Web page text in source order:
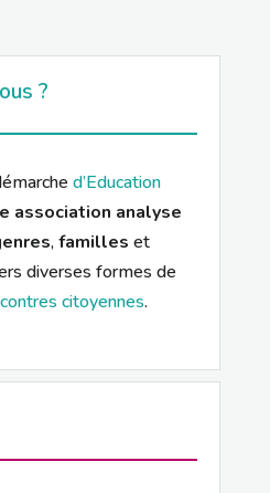
?
d’Education
association analyse
,familles et
diverses formes de
citoyennes.